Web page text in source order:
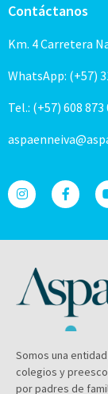
Contáctanos
Km. 4 Carretera
WhatsApp: (+57)
Tel.: (+57) 608 873
Somos una
colegios y
por padres de